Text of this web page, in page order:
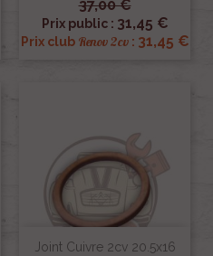
37,00 €
Prix public : 31,45 €
Prix club Renov 2cv: 31,45 €
Joint Cuivre 2cv 20.5x16